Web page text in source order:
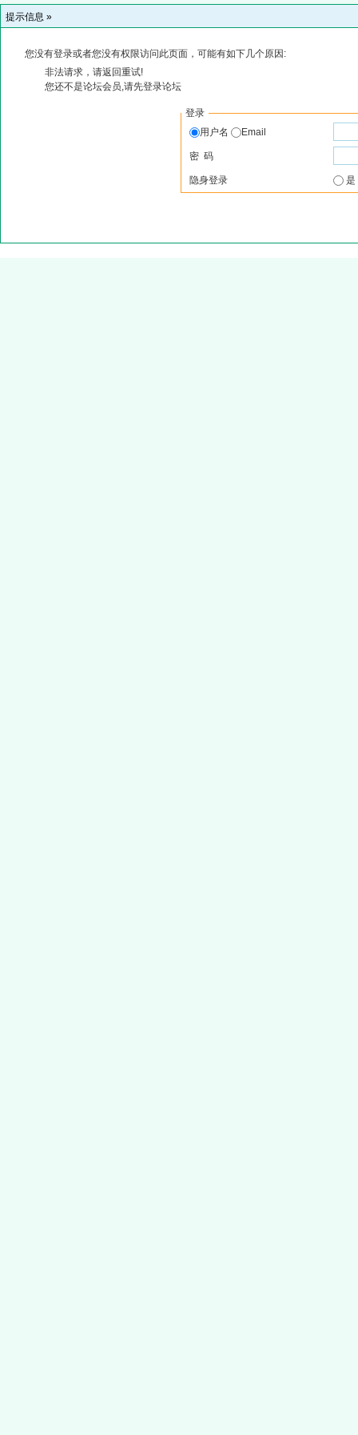
提示信息 »
您没有登录或者您没有权限访问此页面，可能有如下几个原因:
非法请求，请返回重试!
您还不是论坛会员,请先登录论坛
登录
用户名
Email
密 码
隐身登录